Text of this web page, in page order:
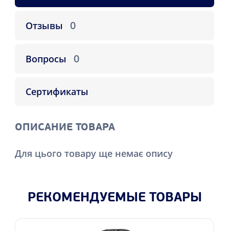
Отзывы 0
Вопросы 0
Сертификаты
ОПИСАНИЕ ТОВАРА
Для цього товару ще немає опису
РЕКОМЕНДУЕМЫЕ ТОВАРЫ